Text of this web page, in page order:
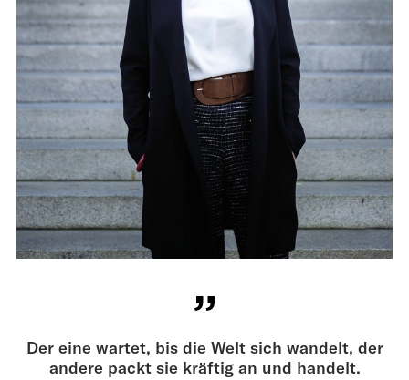
Der eine wartet, bis die Welt sich wandelt, der
andere packt sie kräftig an und handelt.